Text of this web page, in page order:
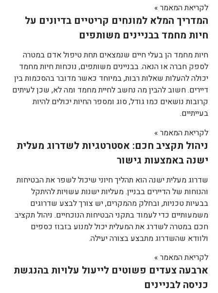
לקריאת המאמר »
המדריך המלא למונחים קריטיים בדיונים על
חיות מחמד בבניינים משותפים
חיות מחמד הן בעלי חיים שנמצאים תחת טיפול אדם במטרה
לספק חברה או הנאה. בבניינים משותפים, נוכחות חיות מחמד
יכולה להעלות שאלות רבות, במיוחד כאשר מדובר בהסכמות בין
דיירים. חשוב להבין מה נחשב לחיית מחמד ומה לא, שכן לעיתים
קרובות נושאים כמו גודל, סוג ומספר החיות יכולים להיות
בעייתיים.
לקריאת המאמר »
ניהול תקציב חכם: אסטרטגיות לשדרוג מעלית
ישנה באמצעות גישור
שדרוג מעלית ישנה הוא תהליך חיוני שיכול לשפר את הבטיחות
והנוחות של הדיירים בבניין. מעליות ישנות עשויות להיתקל
בבעיות טכניות, ובחלק מהמקרים, יש צורך לבצע שדרוגים
משמעותיים כדי לעמוד בתקני הבטיחות הנוכחיים. ניהול תקציב
חכם במטרה לשדרג את המעלית יכול למנוע בזבוז כספים
ולוודא שהשדרוג מתבצע בצורה יעילה.
לקריאת המאמר »
ארבעה צעדים פשוטים לייעול עלויות בהנגשת
כניסה לבניינים